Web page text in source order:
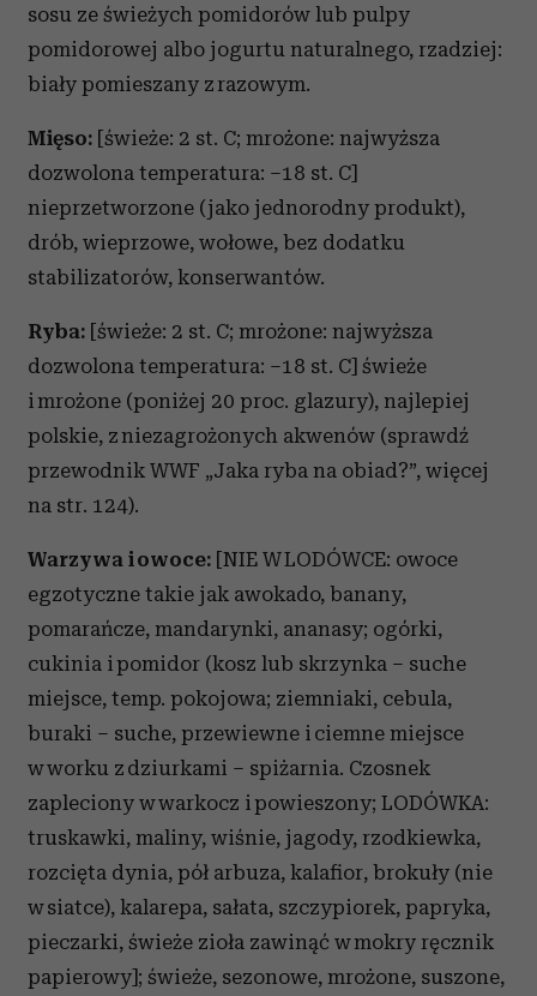
sosu ze świeżych pomidorów lub pulpy
pomidorowej albo jogurtu naturalnego, rzadziej:
biały pomieszany z razowym.
Mięso: [świeże: 2 st. C; mrożone: najwyższa
dozwolona temperatura: –18 st. C]
nieprzetworzone (jako jednorodny produkt),
drób, wieprzowe, wołowe, bez dodatku
stabilizatorów, konserwantów.
Ryba: [świeże: 2 st. C; mrożone: najwyższa
dozwolona temperatura: –18 st. C] świeże
i mrożone (poniżej 20 proc. glazury), najlepiej
polskie, z niezagrożonych akwenów (sprawdź
przewodnik WWF „Jaka ryba na obiad?”, więcej
na str. 124).
Warzywa i owoce: [NIE W LODÓWCE: owoce
egzotyczne takie jak awokado, banany,
pomarańcze, mandarynki, ananasy; ogórki,
cukinia i pomidor (kosz lub skrzynka – suche
miejsce, temp. pokojowa; ziemniaki, cebula,
buraki – suche, przewiewne i ciemne miejsce
w worku z dziurkami – spiżarnia. Czosnek
zapleciony w warkocz i powieszony; LODÓWKA:
truskawki, maliny, wiśnie, jagody, rzodkiewka,
rozcięta dynia, pół arbuza, kalafior, brokuły (nie
w siatce), kalarepa, sałata, szczypiorek, papryka,
pieczarki, świeże zioła zawinąć w mokry ręcznik
papierowy]; świeże, sezonowe, mrożone, suszone,